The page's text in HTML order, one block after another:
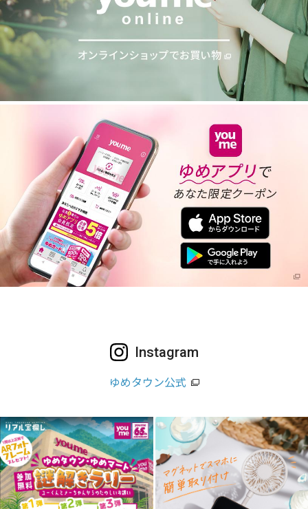
Instagram
ゆめタウン公式